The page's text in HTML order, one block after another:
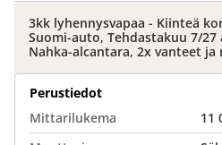
3kk lyhennysvapaa - Kiinteä
Suomi-auto, Tehdastakuu 7/
Nahka-alcantara, 2x vanteet ja
Perustiedot
Mittarilukema
11